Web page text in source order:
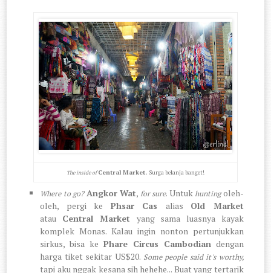
The inside ofCentral Market. Surga belanja banget!
Where to go?Angkor Wat, for sure. Untukhuntingoleh-
oleh, pergi ke Phsar Cas alias Old Market
atau Central Market yang sama luasnya kayak
komplek Monas. Kalau ingin nonton pertunjukkan
sirkus, bisa ke Phare Circus Cambodiandengan
harga tiket sekitar US$20. Some people said it's worthy,
tapi aku nggak kesana sih hehehe... Buat yang tertarik